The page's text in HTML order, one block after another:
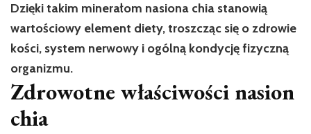
Dzięki takim minerałom nasiona chia stanowią
wartościowy element diety, troszcząc się o zdrowie
kości, system nerwowy i ogólną kondycję fizyczną
organizmu.
Zdrowotne właściwości nasion
chia